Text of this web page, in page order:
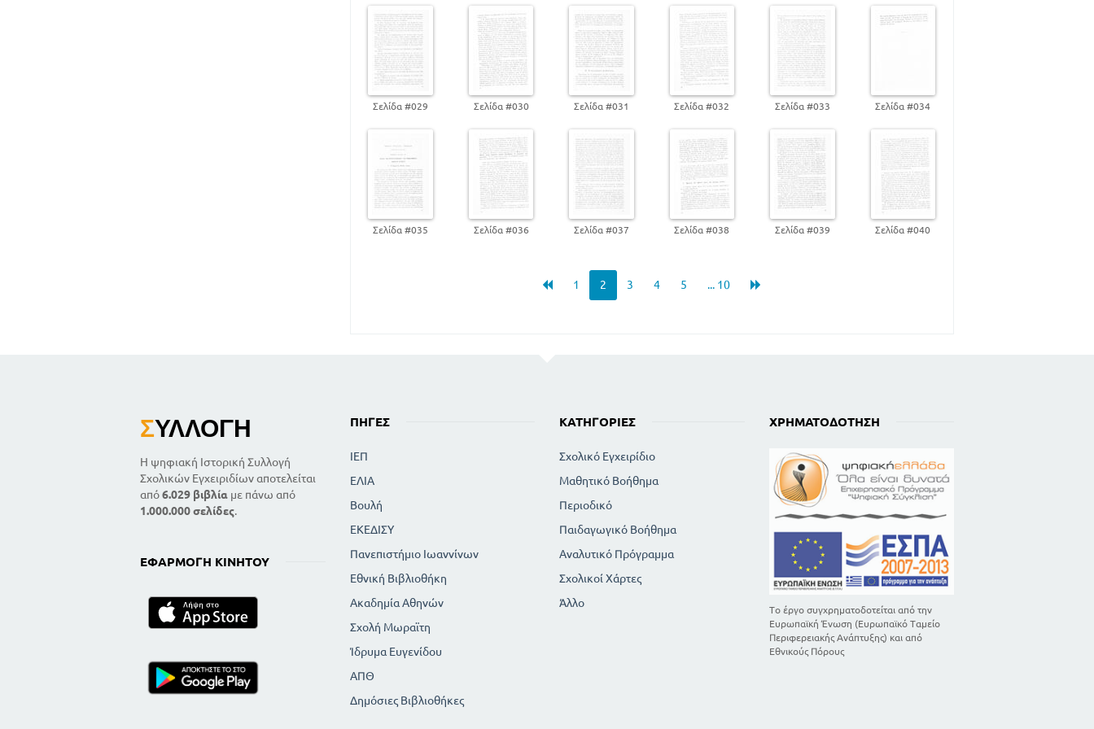
ΜΕΡΟΣ ΠΡΩΤΟ ΓΕΝΙΚΟ
ΑΡΧΟΛΟΓΙΑ
ΚΕΦ Α
ΑΡΧΕΣ ΚΑΙ ΠΡΟΥΠΟΘΕΣΕΙΣ ΤΗΣ ΗΘΙΚΟΤΗΤΟΣ, ΗΘΙΚΟΣ ΝΟΜΟΣ
ΚΕΦ Β
ΚΕΦ Γ
Ο ΚΑΤΑΛΟΓΙΣΜΟΣ ΤΩΝ ΠΡΑΞΕΩΝ
58
ΚΕΦ Δ
ΑΜΑΡΤΙΑ ΚΑΙ ΛΥΤΡΩΣΗ
64
ΜΕΡΟΣ ΔΕΥΤ3ΕΡΟ - ΠΡΑΚΤΙΚΟ
Σελίδα #029 Σελίδα #030 Σελίδα #031 Σελίδα #032 Σελίδα #033 Σελίδα #034
Σελίδα #035 Σελίδα #036 Σελίδα #037 Σελίδα #038 Σελίδα #039 Σελίδα #040
1 2 3 4 5 ... 10
ΣΥΛΛΟΓΉ
Η ψηφιακή Ιστορική Συλλογή
Σχολικών Εγχειριδίων αποτελείται
από6.029 βιβλία με πάνω από
1.000.000 σελίδες.
ΕΦΑΡΜΟΓΉ ΚΙΝΗΤΟΎ
ΠΗΓΈΣ
ΙΕΠ
ΕΛΙΑ
Βουλή
ΕΚΕΔΙΣΥ
Πανεπιστήμιο Ιωαννίνων
Εθνική Βιβλιοθήκη
Ακαδημία Αθηνών
Σχολή Μωραϊτη
Ίδρυμα Ευγενίδου
ΑΠΘ
Δημόσιες Βιβλιοθήκες
ΚΑΤΗΓΟΡΊΕΣ
Σχολικό Εγχειρίδιο
Μαθητικό Βοήθημα
Περιοδικό
Παιδαγωγικό Βοήθημα
Αναλυτικό Πρόγραμμα
Σχολικοί Χάρτες
Άλλο
ΧΡΗΜΑΤΟΔΌΤΗΣΗ
Το έργο συγχρηματοδοτείται από την
Ευρωπαϊκή Ένωση (Ευρωπαϊκό Ταμείο
Περιφερειακής Ανάπτυξης) και από
Εθνικούς Πόρους